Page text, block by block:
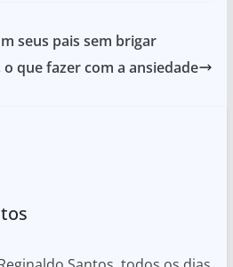
seus pais sem brigar
que fazer com a ansiedade